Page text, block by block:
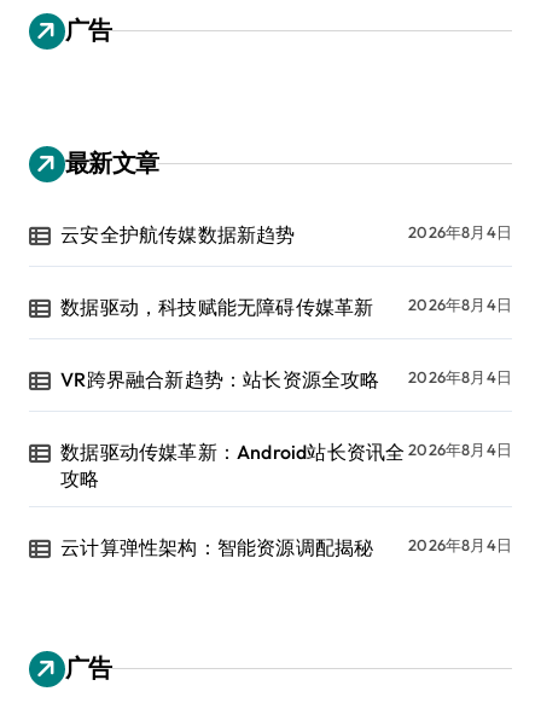
广告
最新文章
云安全护航传媒数据新趋势 2026年8月4日
数据驱动，科技赋能无障碍传媒革新 2026年8月4日
VR跨界融合新趋势：站长资源全攻略 2026年8月4日
数据驱动传媒革新：Android站长资讯全
攻略
2026年8月4日
云计算弹性架构：智能资源调配揭秘 2026年8月4日
广告